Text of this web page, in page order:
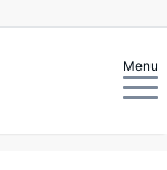
Menu